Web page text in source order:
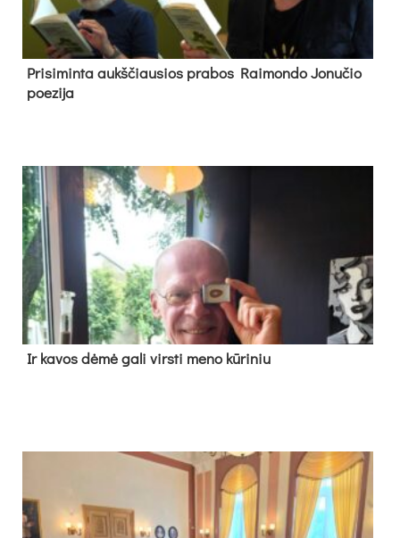
Pri­si­min­ta aukš­čiau­sios pra­bos Rai­mon­do Jo­nu­čio
poe­zi­ja
Ir ka­vos dė­mė ga­li virs­ti me­no kū­ri­niu